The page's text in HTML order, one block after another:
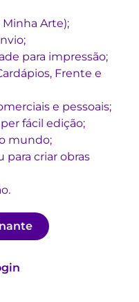
Minha Arte);
para impressão;
Frente e
e pessoais;
fácil edição;
mundo;
para criar obras